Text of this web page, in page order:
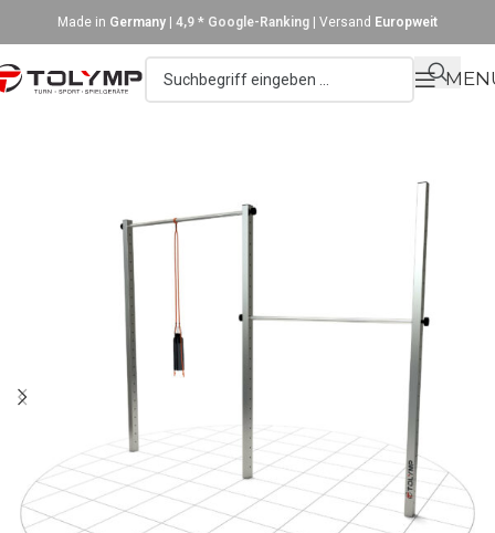
Made in Germany 4,9 * Google-Ranking | Versand Europweit